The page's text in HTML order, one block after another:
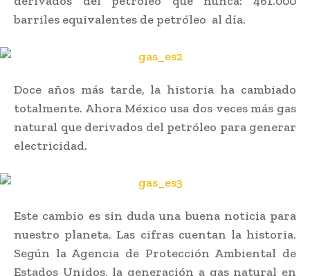
barriles equivalentes de petróleo al día.
Doce años más tarde, la historia ha cambiado
totalmente. Ahora México usa dos veces más gas
natural que derivados del petróleo para generar
electricidad.
Este cambio es sin duda una buena noticia para
nuestro planeta. Las cifras cuentan la historia.
Según la Agencia de Protección Ambiental de
Estados Unidos, la generación a gas natural en